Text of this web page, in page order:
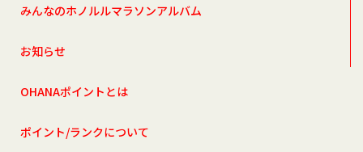
みんなのホノルルマラソンアルバム
お知らせ
OHANAポイントとは
ポイント/ランクについて